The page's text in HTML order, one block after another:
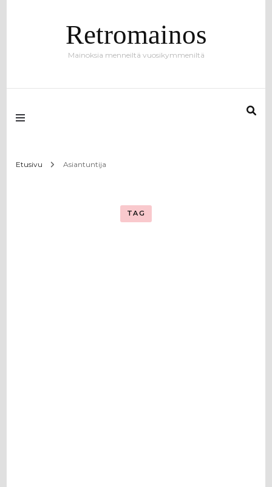
Retromainos
Mainoksia menneiltä vuosikymmeniltä
Etusivu Asiantuntija
TAG